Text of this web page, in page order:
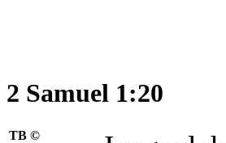
2 Samuel 1:20
TB ©